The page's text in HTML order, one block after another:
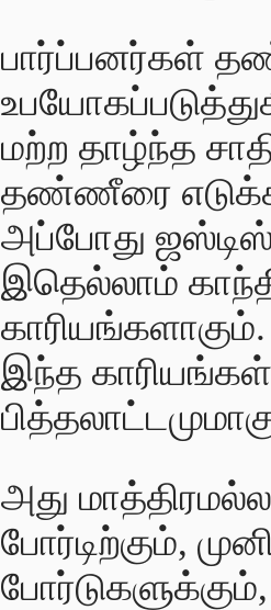
பார்ப்பனர்கள்
மற்ற தாழ்ந்த
தண்ணீரை
அப்போது
இதெல்லாம்
காரியங்களாகும்.
இந்த
அது
போர்டிற்கும்,